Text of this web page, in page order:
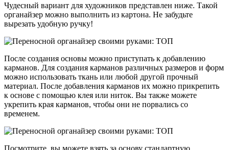
Чудесный вариант для художников представлен ниже. Такой
органайзер можно выполнить из картона. Не забудьте
вырезать удобную ручку!
После создания основы можно приступать к добавлению
карманов. Для создания карманов различных размеров и форм
можно использовать ткань или любой другой прочный
материал. После добавления карманов их можно прикрепить
к основе с помощью клея или ниток. Вы также можете
укрепить края карманов, чтобы они не порвались со
временем.
Посмотрите, вы можете взять за основу стандартную